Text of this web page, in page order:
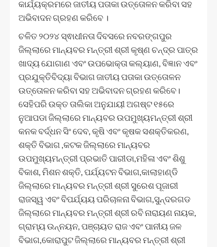
କାର୍ଯ୍ୟକ୍ରମରେ ଜାତୀୟ ପତାକା ଉତ୍ତୋଳନ କରିବା ସହ
ଅଭିବାଦନ ଗ୍ରହଣ କରିବେ ।
ଚଳିତ ୨୦୨୪ ସ୍ଵାଧୀନତା ଦିବସରେ ନବରଙ୍ଗପୁର
ଜିଲ୍ଲାରେ ମାନ୍ୟବର ମନ୍ତ୍ରୀ ଶ୍ରୀ କୃଷ୍ଣ ଚନ୍ଦ୍ର ପାତ୍ର
ଖାଦ୍ୟ ଯୋଗାଣ ଏବଂ ଉପଭୋକ୍ତା କଲ୍ୟାଣ, ବିଜ୍ଞାନ ଏବଂ
ପ୍ରଯୁକ୍ତିବିଦ୍ୟା ବିଭାଗ ଜାତୀୟ ପତାକା ଉତ୍ତୋଳନ
ଉତ୍ତୋଳନ କରିବା ସହ ଅଭିବାଦନ ଗ୍ରହଣ କରିବେ।
ସେହିପରି ଉକ୍ତ ତାଲିକା ଅନୁଯାୟୀ ଅଗଷ୍ଟ ୧୫ରେ
ନୁଆପଡା ଜିଲ୍ଲାରେ ମାନ୍ୟବର ଉପମୁଖ୍ୟମନ୍ତ୍ରୀ ଶ୍ରୀ
କନକ ବର୍ଦ୍ଧନ ସିଂ ଦେବ, କୃଷି ଏବଂ କୃଷକ ସଶକ୍ତିକରଣ,
ଶକ୍ତି ବିଭାଗ ,କଟକ ଜିଲ୍ଲାରେ ମାନ୍ୟବର
ଉପମୁଖ୍ୟମନ୍ତ୍ରୀ ପ୍ରଭାତି ପାରୀଡା,ମହିଳା ଏବଂ ଶିଶୁ
ବିକାଶ, ମିଶନ ଶକ୍ତି, ପର୍ଯ୍ୟଟନ ବିଭାଗ,କାଲାହାଣ୍ଡି
ଜିଲ୍ଲାରେ ମାନ୍ୟବର ମନ୍ତ୍ରୀ ଶ୍ରୀ ସୁରେଶ ପୂଜାରୀ
ରାଜସ୍ୱ ଏବଂ ବିପର୍ଯ୍ୟୟ ପରିଚାଳନା ବିଭାଗ,ସୁନ୍ଦରଗଡ
ଜିଲ୍ଲାରେ ମାନ୍ୟବର ମନ୍ତ୍ରୀ ଶ୍ରୀ ରବି ନାରାୟଣ ନାୟକ,
ଗ୍ରାମ୍ୟ ଉନ୍ନୟନ, ପଞ୍ଚାୟତ ରାଜ ଏବଂ ପାନୀୟ ଜଳ
ବିଭାଗ,କୋରାପୁଟ ଜିଲ୍ଲାରେ ମାନ୍ୟବର ମନ୍ତ୍ରୀ ଶ୍ରୀ